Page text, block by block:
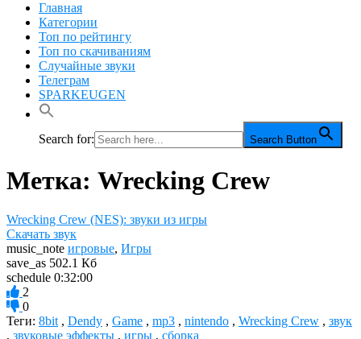
Главная
Категории
Топ по рейтингу
Топ по скачиваниям
Случайные звуки
Телеграм
SPARKEUGEN
Search for: Search Button
Метка: Wrecking Crew
Wrecking Crew (NES): звуки из игры
Скачать звук
music_note игровые, Игры
save_as 502.1 Кб
schedule 0:32:00
2
0
Теги: 8bit , Dendy , Game , mp3 , nintendo , Wrecking Crew , звук
, звуковые эффекты , игры , сборка